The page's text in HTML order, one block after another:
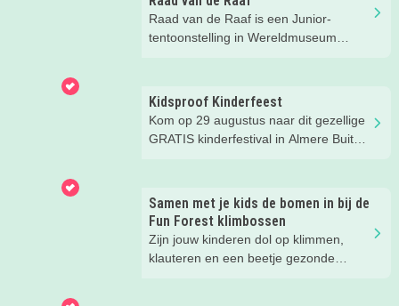
Raad van de Raaf is een Junior-
tentoonstelling in Wereldmuseum
we ontdekken met onze
Kidsproofreporters Kees, Aukje en
moeder Harmke.
Kidsproof Kinderfeest
Kom op 29 augustus naar dit gezellige
GRATIS kinderfestival in Almere Buiten
Samen met je kids de bomen in bij de
Fun Forest klimbossen
Zijn jouw kinderen dol op klimmen,
klauteren en een beetje gezonde